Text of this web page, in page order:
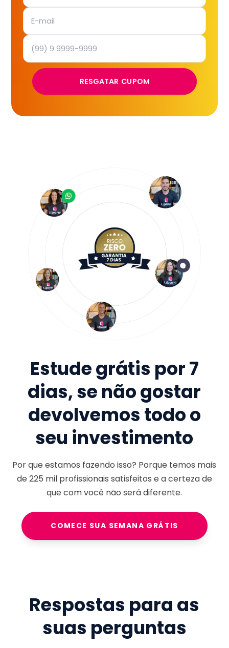
RESGATAR CUPOM
Estude grátis por 7
dias, se não gostar
devolvemos todo o
seu investimento
Por que estamos fazendo isso? Porque temos mais
de225 milprofissionais satisfeitos e a certeza de
que com você não será diferente.
COMECE SUA SEMANA GRÁTIS
Respostas para as
suas perguntas